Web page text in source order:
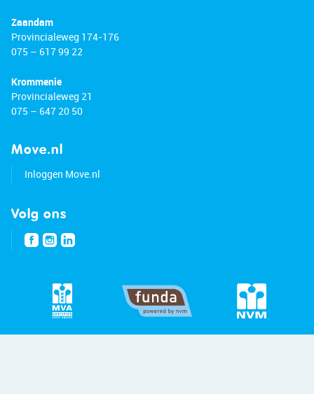
Zaandam
Provincialeweg 174-176
075 – 617 99 22
Krommenie
Provincialeweg 21
075 – 647 20 50
Move.nl
Inloggen Move.nl
Volg ons